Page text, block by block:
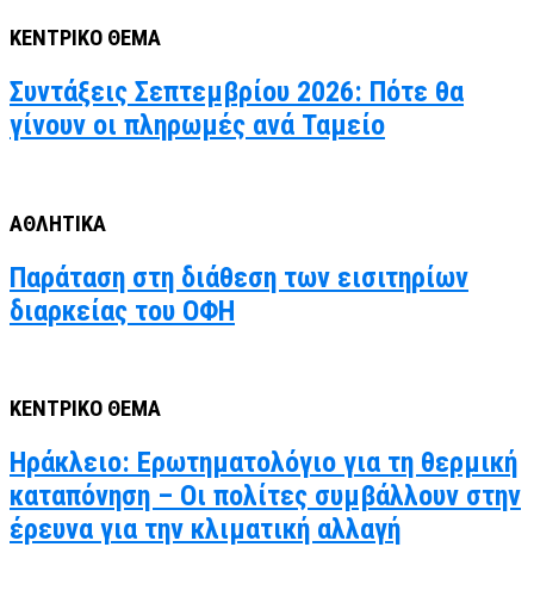
ΚΕΝΤΡΙΚΟ ΘΕΜΑ
Συντάξεις Σεπτεμβρίου 2026: Πότε θα
γίνουν οι πληρωμές ανά Ταμείο
ΑΘΛΗΤΙΚΑ
Παράταση στη διάθεση των εισιτηρίων
διαρκείας του ΟΦΗ
ΚΕΝΤΡΙΚΟ ΘΕΜΑ
Ηράκλειο: Ερωτηματολόγιο για τη θερμική
καταπόνηση – Οι πολίτες συμβάλλουν στην
έρευνα για την κλιματική αλλαγή